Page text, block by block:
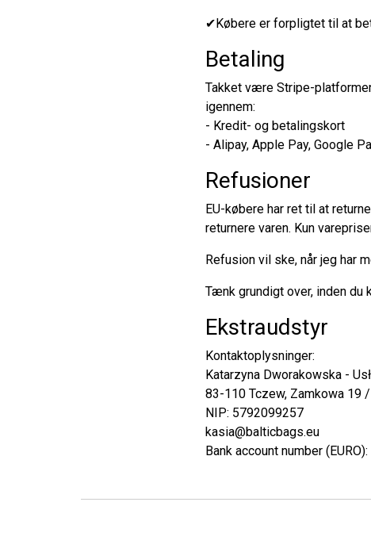
✔Købere er forpligtet til at
Betaling
Takket være Stripe-
igennem:
- Kredit- og betalingskort
- Alipay, Apple Pay, Google
Refusioner
EU-købere har ret til at
returnere varen. Kun
Refusion vil ske, når jeg har
Tænk grundigt over, inden du
Ekstraudstyr
Kontaktoplysninger:
Katarzyna Dworakowska -
83-110 Tczew, Zamkowa 19
NIP: 5792099257
kasia@balticbags.eu
Bank account number